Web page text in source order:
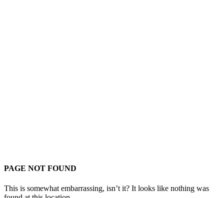
PAGE NOT FOUND
This is somewhat embarrassing, isn’t it? It looks like nothing was